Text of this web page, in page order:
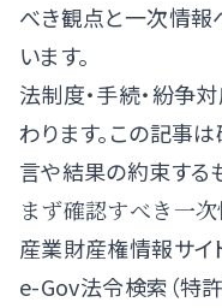
べき観点と一次情報
います。
法制度・手続・紛争
わります。この記事
言や結果の約束する
まず確認すべき一
産業財産権情報サイ
e-Gov法令検索（特許